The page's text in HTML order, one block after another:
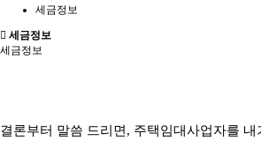
세금정보
세금정보
세금정보
결론부터 말씀 드리면, 주택임대사업자를